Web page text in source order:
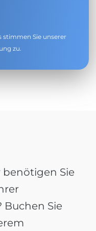
stimmen Sie unserer
zu.
benötigen Sie
Buchen Sie